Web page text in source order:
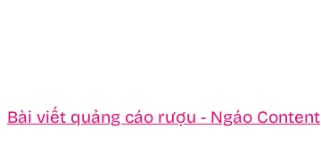
Bài viết quảng cáo rượu - Ngáo Content